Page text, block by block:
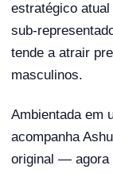
estratégico
sub-
tende a atrair
masculinos.
Ambientada em
acompanha
original — agora